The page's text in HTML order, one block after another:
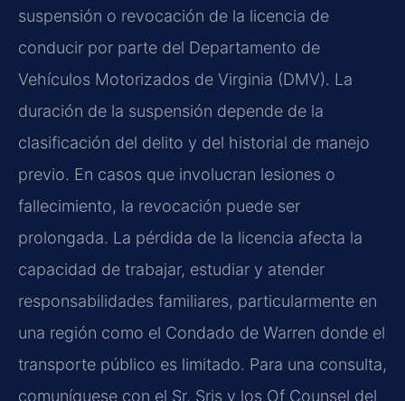
suspensión o revocación de la licencia de
conducir por parte del Departamento de
Vehículos Motorizados de Virginia (DMV). La
duración de la suspensión depende de la
clasificación del delito y del historial de manejo
previo. En casos que involucran lesiones o
fallecimiento, la revocación puede ser
prolongada. La pérdida de la licencia afecta la
capacidad de trabajar, estudiar y atender
responsabilidades familiares, particularmente en
una región como el Condado de Warren donde el
transporte público es limitado. Para una consulta,
comuníquese con el Sr. Sris y los Of Counsel del